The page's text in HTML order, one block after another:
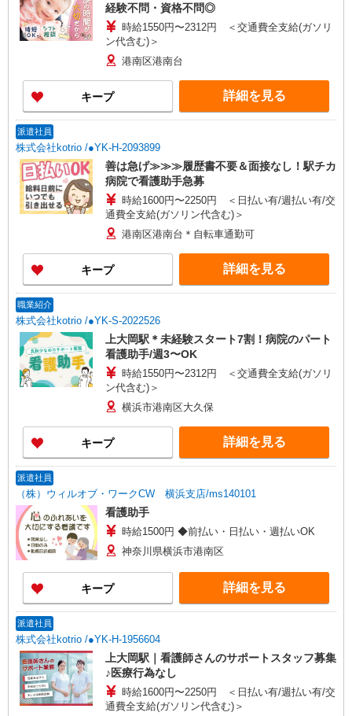
経験不問・資格不問◎
時給1550円〜2312円 ＜交通費全支給(ガソリ
ン代含む)＞
港南区港南台
キープ 詳細を見る
派遣社員
株式会社kotrio /●YK-H-2093899
善は急げ≫≫≫履歴書不要＆面接なし！駅チカ
病院で看護助手急募
時給1600円〜2250円 ＜日払い有/週払い有/交
通費全支給(ガソリン代含む)＞
港南区港南台＊自転車通勤可
キープ 詳細を見る
職業紹介
株式会社kotrio /●YK-S-2022526
上大岡駅＊未経験スタート7割！病院のパート
看護助手/週3〜OK
時給1550円〜2312円 ＜交通費全支給(ガソリ
ン代含む)＞
横浜市港南区大久保
キープ 詳細を見る
派遣社員
（株）ウィルオブ・ワークCW 横浜支店/ms140101
看護助手
時給1500円 ◆前払い・日払い・週払いOK
神奈川県横浜市港南区
キープ 詳細を見る
派遣社員
株式会社kotrio /●YK-H-1956604
上大岡駅｜看護師さんのサポートスタッフ募集
♪医療行為なし
時給1600円〜2250円 ＜日払い有/週払い有/交
通費全支給(ガソリン代含む)＞